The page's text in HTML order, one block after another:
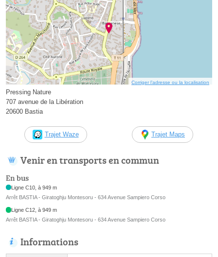
Corriger l’adresse ou la localisation
Pressing Nature
707 avenue de la Libération
20600 Bastia
Trajet Waze Trajet Maps
Venir en transports en commun
En bus
Ligne C10, à 949 m
Arrêt BASTIA - Giratoghju Montesoru - 634 Avenue Sampiero Corso
Ligne C12, à 949 m
Arrêt BASTIA - Giratoghju Montesoru - 634 Avenue Sampiero Corso
Informations